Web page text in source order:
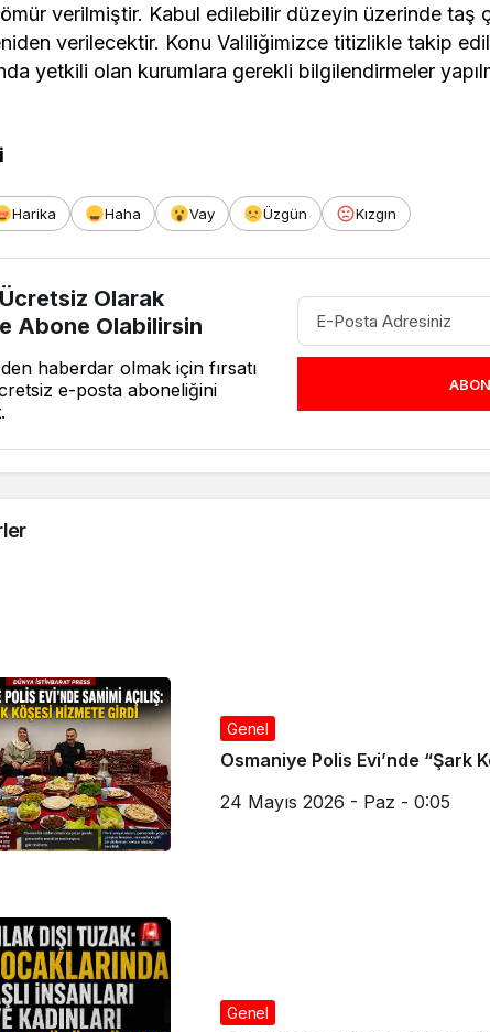
verilmiştir. Kabul edilebilir düzeyin üzerinde taş
verilecektir. Konu Valiliğimizce titizlikle takip
yetkili olan kurumlara gerekli bilgilendirmeler
Harika Haha Vay Üzgün Kızgın
Olarak
Abone Olabilirsin
haberdar olmak için fırsatı
e-posta aboneliğini
Genel
Osmaniye Polis Evi’nde “Şark
24 Mayıs 2026 - Paz - 0:05
Genel